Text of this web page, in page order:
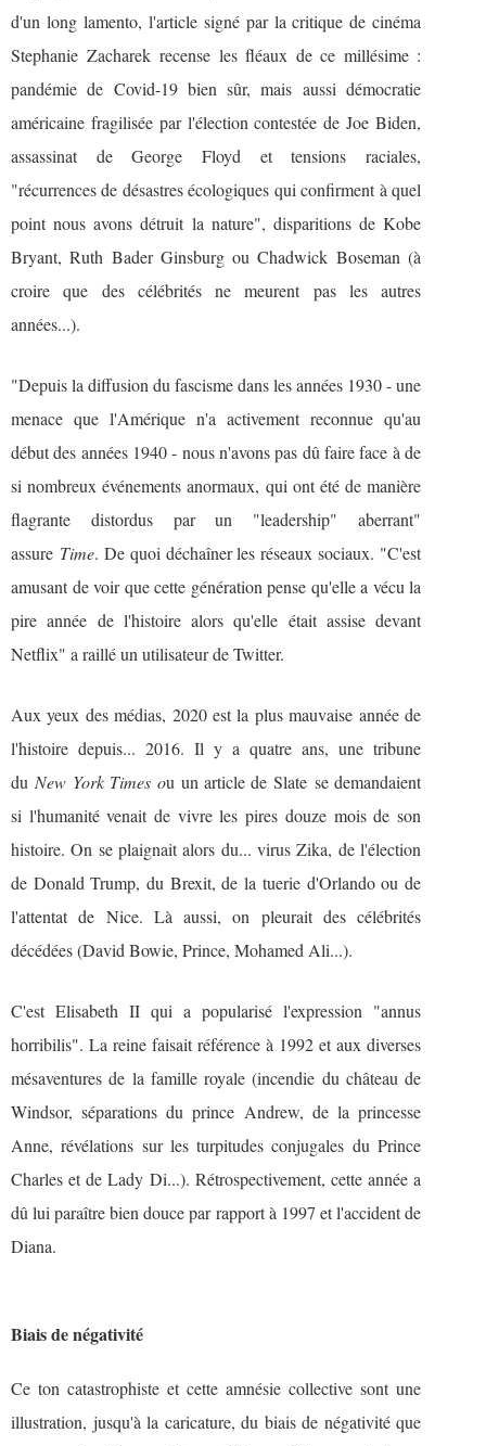
d'un long lamento,l'article signé par la critique de cinéma
Stephanie Zacharekrecense les fléaux de ce millésime :
pandémie de Covid-19 bien sûr, mais aussi démocratie
américaine fragilisée par l'élection contestée de Joe Biden,
assassinat de George Floyd et tensions raciales,
"récurrences de désastres écologiques qui confirment à quel
point nous avons détruit la nature", disparitions de Kobe
Bryant, Ruth Bader Ginsburg ou Chadwick Boseman (à
croire que des célébrités ne meurent pas les autres
années...).
"Depuis la diffusion du fascisme dans les années 1930 - une
menace que l'Amérique n'a activement reconnue qu'au
début des années 1940 - nous n'avons pas dû faire face à de
si nombreux événements anormaux, qui ont été de manière
flagrante distordus par un "leadership" aberrant"
assure Time. De quoi déchaîner les réseaux sociaux. "C'est
amusant de voir que cette génération pense qu'elle a vécu la
pire année de l'histoire alors qu'elle était assise devant
Netflix" a raillé un utilisateur de Twitter.
Aux yeux des médias, 2020 est la plus mauvaise année de
l'histoire depuis... 2016. Il y a quatre ans, une tribune
du New York Timesou un article deSlate se demandaient
si l'humanité venait de vivre les pires douze mois de son
histoire. On se plaignait alors du... virus Zika, de l'élection
de Donald Trump, du Brexit, de la tuerie d'Orlando ou de
l'attentat de Nice. Là aussi, on pleurait des célébrités
décédées (David Bowie, Prince, Mohamed Ali...).
C'est Elisabeth II qui a popularisé l'expression "annus
horribilis". La reine faisait référence à 1992 et aux diverses
mésaventures de la famille royale (incendie du château de
Windsor, séparations du prince Andrew, de la princesse
Anne, révélations sur les turpitudes conjugales du Prince
Charles et de Lady Di...). Rétrospectivement, cette année a
dû lui paraître bien douce par rapport à 1997 et l'accident de
Diana.
Biais de négativité
Ce ton catastrophiste et cette amnésie collective sont une
illustration, jusqu'à la caricature, du biais de négativité que